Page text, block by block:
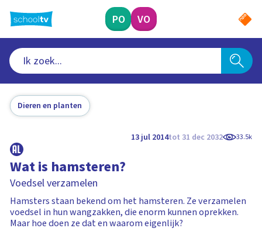
naar
hoofdinhoud
PO VO
Dieren en planten
13 jul 2014tot 31 dec 2032 33.5k
Wat is hamsteren?
Voedsel verzamelen
Hamsters staan bekend om het hamsteren. Ze verzamelen
voedsel in hun wangzakken, die enorm kunnen oprekken.
Maar hoe doen ze dat en waarom eigenlijk?